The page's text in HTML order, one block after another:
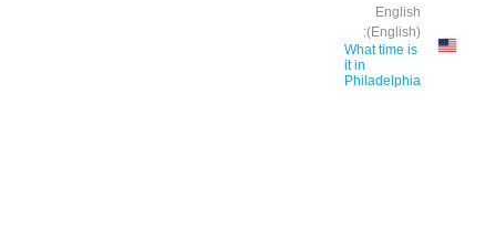
English
(English):
What time is
it in
Philadelphia